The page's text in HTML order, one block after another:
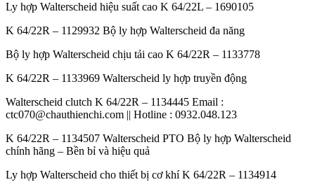
Ly hợp Walterscheid hiệu suất cao K 64/22L – 1690105
K 64/22R – 1129932 Bộ ly hợp Walterscheid đa năng
Bộ ly hợp Walterscheid chịu tải cao K 64/22R – 1133778
K 64/22R – 1133969 Walterscheid ly hợp truyền động
Walterscheid clutch K 64/22R – 1134445 Email :
ctc070@chauthienchi.com || Hotline : 0932.048.123
K 64/22R – 1134507 Walterscheid PTO Bộ ly hợp Walterscheid
chính hãng – Bền bỉ và hiệu quả
Ly hợp Walterscheid cho thiết bị cơ khí K 64/22R – 1134914